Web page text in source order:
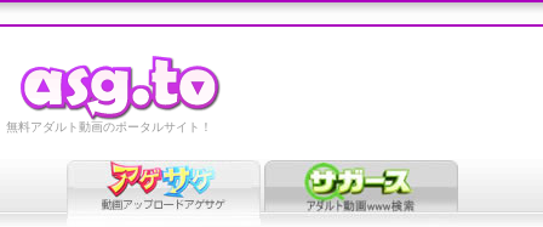
無料アダルト動画のポータルサイト！